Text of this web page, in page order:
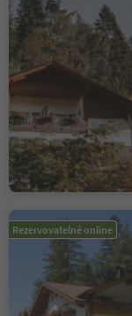
Rezervovatelné online